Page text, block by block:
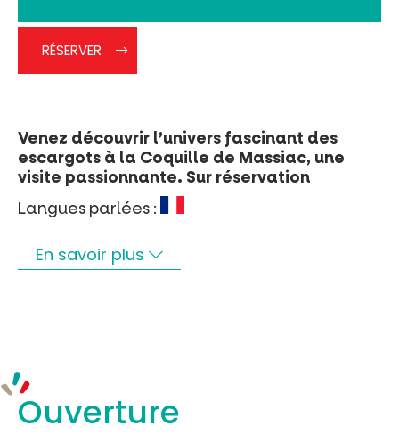
Venez découvrir l’univers fascinant des
escargots à la Coquille de Massiac, une
visite passionnante. Sur réservation
Langues parlées :
En savoir plus
Ouverture
RÉSERVER